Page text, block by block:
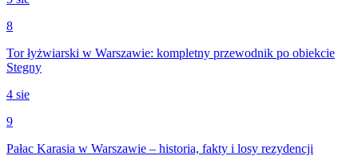
8
Tor łyżwiarski w Warszawie: kompletny przewodnik po obiekcie
Stegny
4 sie
9
Pałac Karasia w Warszawie – historia, fakty i losy rezydencji